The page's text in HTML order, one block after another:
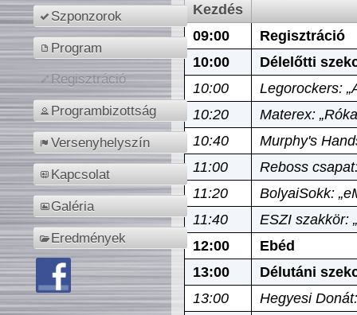
Szponzorok
Program
Regisztráció
Programbizottság
Versenyhelyszín
Kapcsolat
Galéria
Eredmények
Kezdés
09:00
Regisztráció
10:00
Délelőtti
10:00
Legorockers:
10:20
Materex:
10:40
Murphy's
11:00
Reboss
11:20
BolyaiSokk:
11:40
ESZI szakkör:
12:00
Ebéd
13:00
Délutáni
13:00
Hegyesi